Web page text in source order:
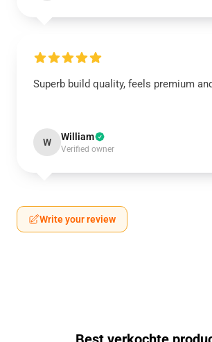
Superb build quality, feels premium
W William
Verified owner
Write your review